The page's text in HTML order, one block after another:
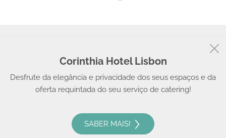
Corinthia Hotel Lisbon
Desfrute da elegância e privacidade dos seus espaços e da
oferta requintada do seu serviço de catering!
SABER MAIS!
© 2008 - 2026, Zankyou